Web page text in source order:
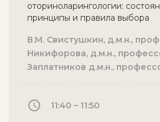
оториноларингологии:
принципы и правила выбора
В.М. Свистушкин, д.м.н.,
Никифорова, д.м.н.,
Заплатников д.м.н.,
11:40 – 11:50